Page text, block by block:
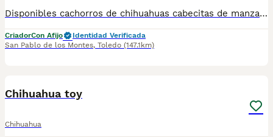
Disponibles cachorros de chihuahuas cabecitas de manzana. Se entregan a partir de los 2 meses de edad con 2 vacunas, 2 desparasitaciones y la inscripción del pedigree de la R.S.C.E con afijo de los Montes de Castilla. Más información de fotos y vídeos de los cachorritos disponibles al número de teléfono 649305707
CriadorCon Afijo
Identidad Verificada
San Pablo de los Montes, Toledo (147.1km)
Chihuahua toy
Chihuahua